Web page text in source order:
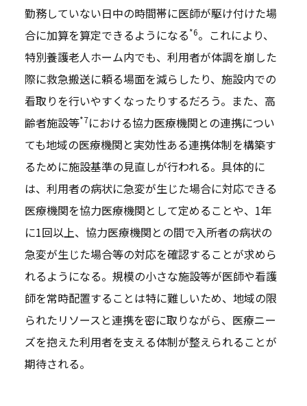
勤務していない日中の時間帯に医師が駆け付けた場
合に加算を算定できるようになる*6。これにより、
特別養護老人ホーム内でも、利用者が体調を崩した
際に救急搬送に頼る場面を減らしたり、施設内での
看取りを行いやすくなったりするだろう。また、高
齢者施設等*7における協力医療機関との連携につい
ても地域の医療機関と実効性ある連携体制を構築す
るために施設基準の見直しが行われる。具体的に
は、利用者の病状に急変が生じた場合に対応できる
医療機関を協力医療機関として定めることや、1年
に1回以上、協力医療機関との間で入所者の病状の
急変が生じた場合等の対応を確認することが求めら
れるようになる。規模の小さな施設等が医師や看護
師を常時配置することは特に難しいため、地域の限
られたリソースと連携を密に取りながら、医療ニー
ズを抱えた利用者を支える体制が整えられることが
期待される。